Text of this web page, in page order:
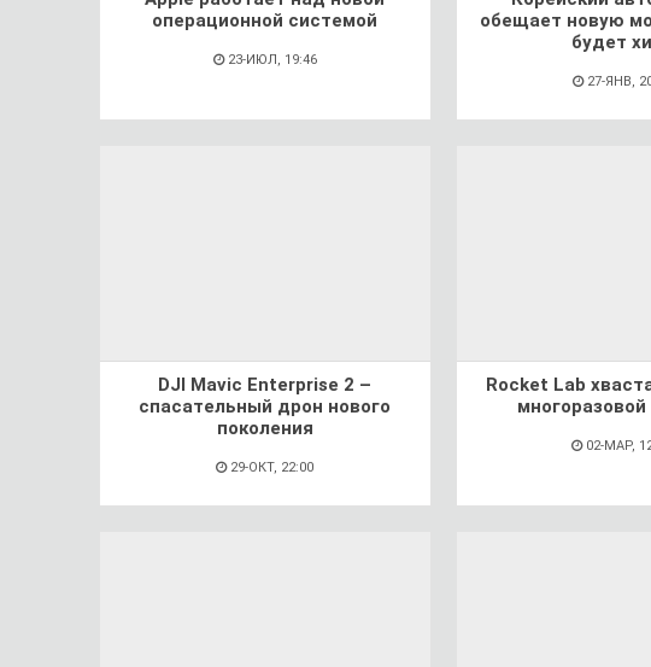
операционной системой
23-ИЮЛ, 19:46
обещает новую
будет
27-ЯНВ,
DJI Mavic Enterprise 2 –
спасательный дрон нового
поколения
29-ОКТ, 22:00
Rocket Lab
многоразовой
02-МАР,